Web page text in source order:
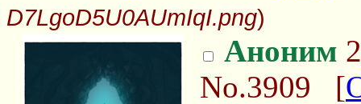
D7LgoD5U0AUmIqI.png)
Аноним
No.3909 [